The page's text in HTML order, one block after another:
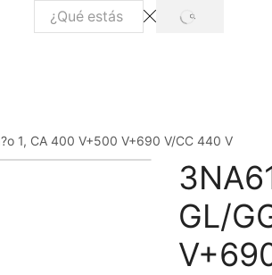
Search
SEARCH
1, CA 400 V+500 V+690 V/CC 440 V
GL/